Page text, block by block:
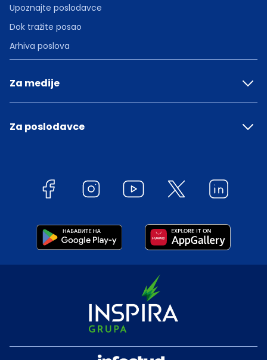
Upoznajte poslodavce
Dok tražite posao
Arhiva poslova
Za medije
Za poslodavce